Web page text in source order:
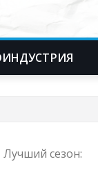
Лучший сезон: